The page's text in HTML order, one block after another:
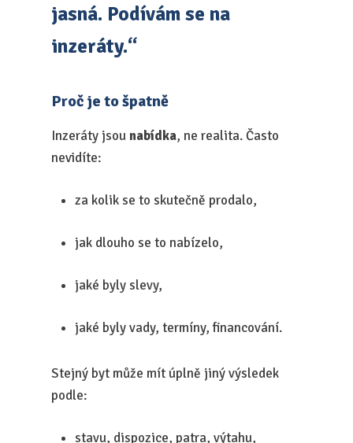
jasná. Podívám se na
inzeráty.“
Proč je to špatně
Inzeráty jsou nabídka, ne realita. Často
nevidíte:
za kolik se to skutečně prodalo,
jak dlouho se to nabízelo,
jaké byly slevy,
jaké byly vady, termíny, financování.
Stejný byt může mít úplně jiný výsledek
podle:
stavu, dispozice, patra, výtahu,